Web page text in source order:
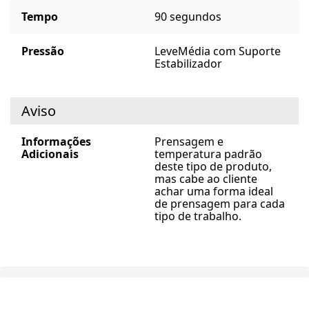
Tempo 90 segundos
Pressão LeveMédia com Suporte
Estabilizador
Aviso
Informações
Adicionais
Prensagem e
temperatura padrão
deste tipo de produto,
mas cabe ao cliente
achar uma forma ideal
de prensagem para cada
tipo de trabalho.